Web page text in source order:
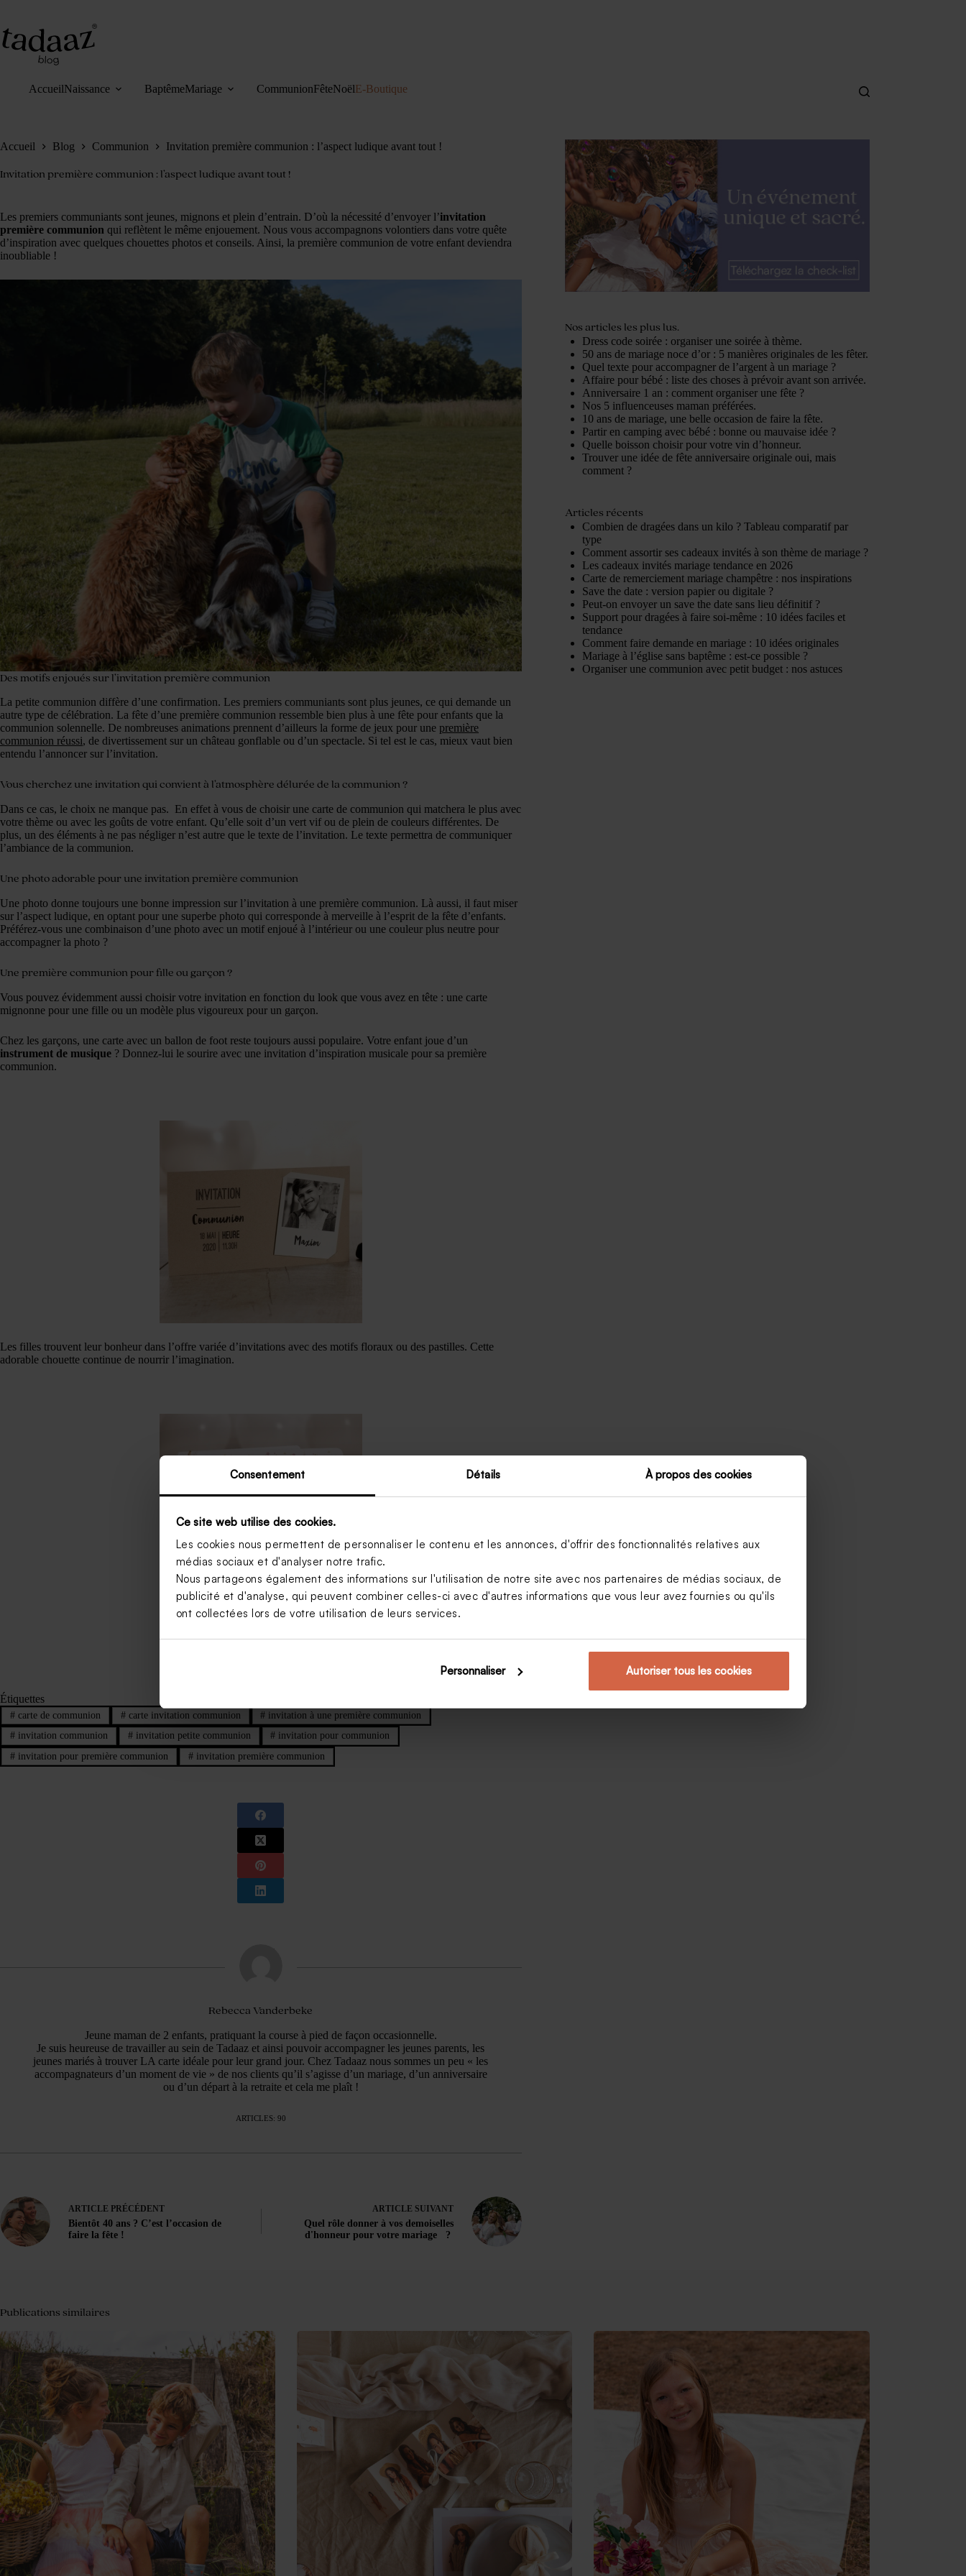
Consentement Détails À propos des cookies
Ce site web utilise des cookies.
Les cookies nous permettent de personnaliser le contenu et les annonces, d'offrir des fonctionnalités relatives aux
médias sociaux et d'analyser notre trafic.
Nous partageons également des informations sur l'utilisation de notre site avec nos partenaires de médias sociaux, de
publicité et d'analyse, qui peuvent combiner celles-ci avec d'autres informations que vous leur avez fournies ou qu'ils
ont collectées lors de votre utilisation de leurs services.
Personnaliser Autoriser tous les cookies
contenu
AccueilNaissance BaptêmeMariage CommunionFêteNoëlE-Boutique
Accueil Blog Communion Invitation première communion : l’aspect ludique avant tout !
Invitation première communion : l’aspect ludique avant tout !
Les premiers communiants sont jeunes, mignons et plein d’entrain. D’où la nécessité d’envoyer l’invitation
première communion qui reflètent le même enjouement. Nous vous accompagnons volontiers dans votre quête
d’inspiration avec quelques chouettes photos et conseils. Ainsi, la première communion de votre enfant deviendra
inoubliable !
Des motifs enjoués sur l’invitation première communion
La petite communion diffère d’une confirmation. Les premiers communiants sont plus jeunes, ce qui demande un
autre type de célébration. La fête d’une première communion ressemble bien plus à une fête pour enfants que la
communion solennelle. De nombreuses animations prennent d’ailleurs la forme de jeux pour une première
communion réussi, de divertissement sur un château gonflable ou d’un spectacle. Si tel est le cas, mieux vaut bien
entendu l’annoncer sur l’invitation.
Vous cherchez une invitation qui convient à l’atmosphère délurée de la communion ?
Dans ce cas, le choix ne manque pas. En effet à vous de choisir une carte de communion qui matchera le plus avec
votre thème ou avec les goûts de votre enfant. Qu’elle soit d’un vert vif ou de plein de couleurs différentes. De
plus, un des éléments à ne pas négliger n’est autre que le texte de l’invitation. Le texte permettra de communiquer
l’ambiance de la communion.
Une photo adorable pour une invitation première communion
Une photo donne toujours une bonne impression sur l’invitation à une première communion. Là aussi, il faut miser
sur l’aspect ludique, en optant pour une superbe photo qui corresponde à merveille à l’esprit de la fête d’enfants.
Préférez-vous une combinaison d’une photo avec un motif enjoué à l’intérieur ou une couleur plus neutre pour
accompagner la photo ?
Une première communion pour fille ou garçon ?
Vous pouvez évidemment aussi choisir votre invitation en fonction du look que vous avez en tête : une carte
mignonne pour une fille ou un modèle plus vigoureux pour un garçon.
Chez les garçons, une carte avec un ballon de foot reste toujours aussi populaire. Votre enfant joue d’un
instrument de musique ? Donnez-lui le sourire avec une invitation d’inspiration musicale pour sa première
communion.
Les filles trouvent leur bonheur dans l’offre variée d’invitations avec des motifs floraux ou des pastilles. Cette
adorable chouette continue de nourrir l’imagination.
Étiquettes
#carte de communion #carte invitation communion # invitation à une première communion
#invitation communion #invitation petite communion # invitation pour communion
#invitation pour première communion #invitation première communion
Rebecca Vanderbeke
Jeune maman de 2 enfants, pratiquant la course à pied de façon occasionnelle.
Je suis heureuse de travailler au sein de Tadaaz et ainsi pouvoir accompagner les jeunes parents, les
jeunes mariés à trouver LA carte idéale pour leur grand jour. Chez Tadaaz nous sommes un peu « les
accompagnateurs d’un moment de vie » de nos clients qu’il s’agisse d’un mariage, d’un anniversaire
ou d’un départ à la retraite et cela me plaît !
ARTICLES: 90
ARTICLE PRÉCÉDENT
Bientôt 40 ans ? C’est l’occasion de
faire la fête !
ARTICLE SUIVANT
Quel rôle donner à vos demoiselles
d'honneur pour votre mariage ?
Nos articles les plus lus.
Dress code soirée : organiser une soirée à thème.
50 ans de mariage noce d’or : 5 manières originales de les fêter.
Quel texte pour accompagner de l’argent à un mariage ?
Affaire pour bébé : liste des choses à prévoir avant son arrivée.
Anniversaire 1 an : comment organiser une fête ?
Nos 5 influenceuses maman préférées.
10 ans de mariage, une belle occasion de faire la fête.
Partir en camping avec bébé : bonne ou mauvaise idée ?
Quelle boisson choisir pour votre vin d’honneur.
Trouver une idée de fête anniversaire originale oui, mais
comment ?
Articles récents
Combien de dragées dans un kilo ? Tableau comparatif par
type
Comment assortir ses cadeaux invités à son thème de mariage ?
Les cadeaux invités mariage tendance en 2026
Carte de remerciement mariage champêtre : nos inspirations
Save the date : version papier ou digitale ?
Peut-on envoyer un save the date sans lieu définitif ?
Support pour dragées à faire soi-même : 10 idées faciles et
tendance
Comment faire demande en mariage : 10 idées originales
Mariage à l’église sans baptême : est-ce possible ?
Organiser une communion avec petit budget : nos astuces
Publications similaires